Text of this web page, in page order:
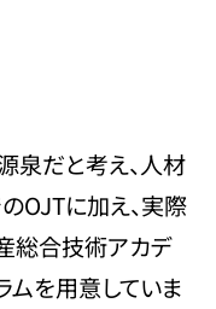
泉だと考え、人材
OJTに加え、実際
総合技術アカデ
を用意していま